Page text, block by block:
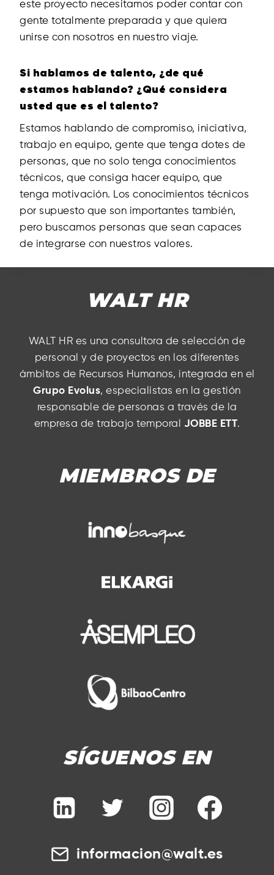
este proyecto necesitamos poder contar con
gente totalmente preparada y que quiera
unirse con nosotros en nuestro viaje.
Si hablamos de talento, ¿de qué
estamos hablando? ¿Qué considera
usted que es el talento?
Estamos hablando de compromiso, iniciativa,
trabajo en equipo, gente que tenga dotes de
personas, que no solo tenga conocimientos
técnicos, que consiga hacer equipo, que
tenga motivación. Los conocimientos técnicos
por supuesto que son importantes también,
pero buscamos personas que sean capaces
de integrarse con nuestros valores.
WALT HR
WALT HR es una consultora de selección de
personal y de proyectos en los diferentes
ámbitos de Recursos Humanos, integrada en el
Grupo Evolus, especialistas en la gestión
responsable de personas a través de la
empresa de trabajo temporal JOBBE ETT.
MIEMBROS DE
SÍGUENOS EN
informacion@walt.es